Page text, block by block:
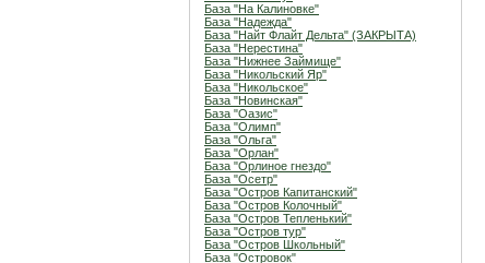
База "На Калиновке"
База "Надежда"
База "Найт Флайт Дельта" (ЗАКРЫТА)
База "Нерестина"
База "Нижнее Займище"
База "Никольский Яр"
База "Никольское"
База "Новинская"
База "Оазис"
База "Олимп"
База "Ольга"
База "Орлан"
База "Орлиное гнездо"
База "Осетр"
База "Остров Капитанский"
База "Остров Колочный"
База "Остров Тепленький"
База "Остров тур"
База "Остров Школьный"
База "Островок"